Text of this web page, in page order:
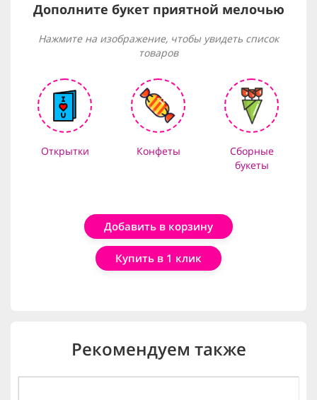
Дополните букет приятной мелочью
Нажмите на изображение, чтобы увидеть список
товаров
Открытки Конфеты
Сборные
букеты
Добавить в корзину
Купить в 1 клик
Рекомендуем также